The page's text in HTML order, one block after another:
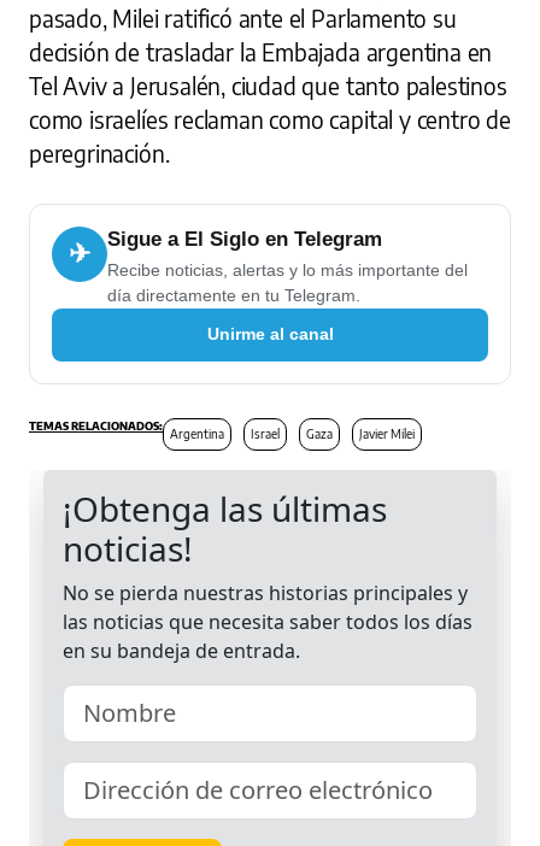
pasado, Milei ratificó ante el Parlamento su
decisión de trasladar la Embajada argentina en
Tel Aviv a Jerusalén, ciudad que tanto palestinos
como israelíes reclaman como capital y centro de
peregrinación.
✈ Sigue a El Siglo en Telegram
Recibe noticias, alertas y lo más importante del
día directamente en tu Telegram.
Unirme al canal
Argentina Israel Gaza Javier Milei